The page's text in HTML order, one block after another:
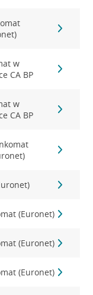
w
CA BP
w
CA BP
(Euronet)
(Euronet)
(Euronet)